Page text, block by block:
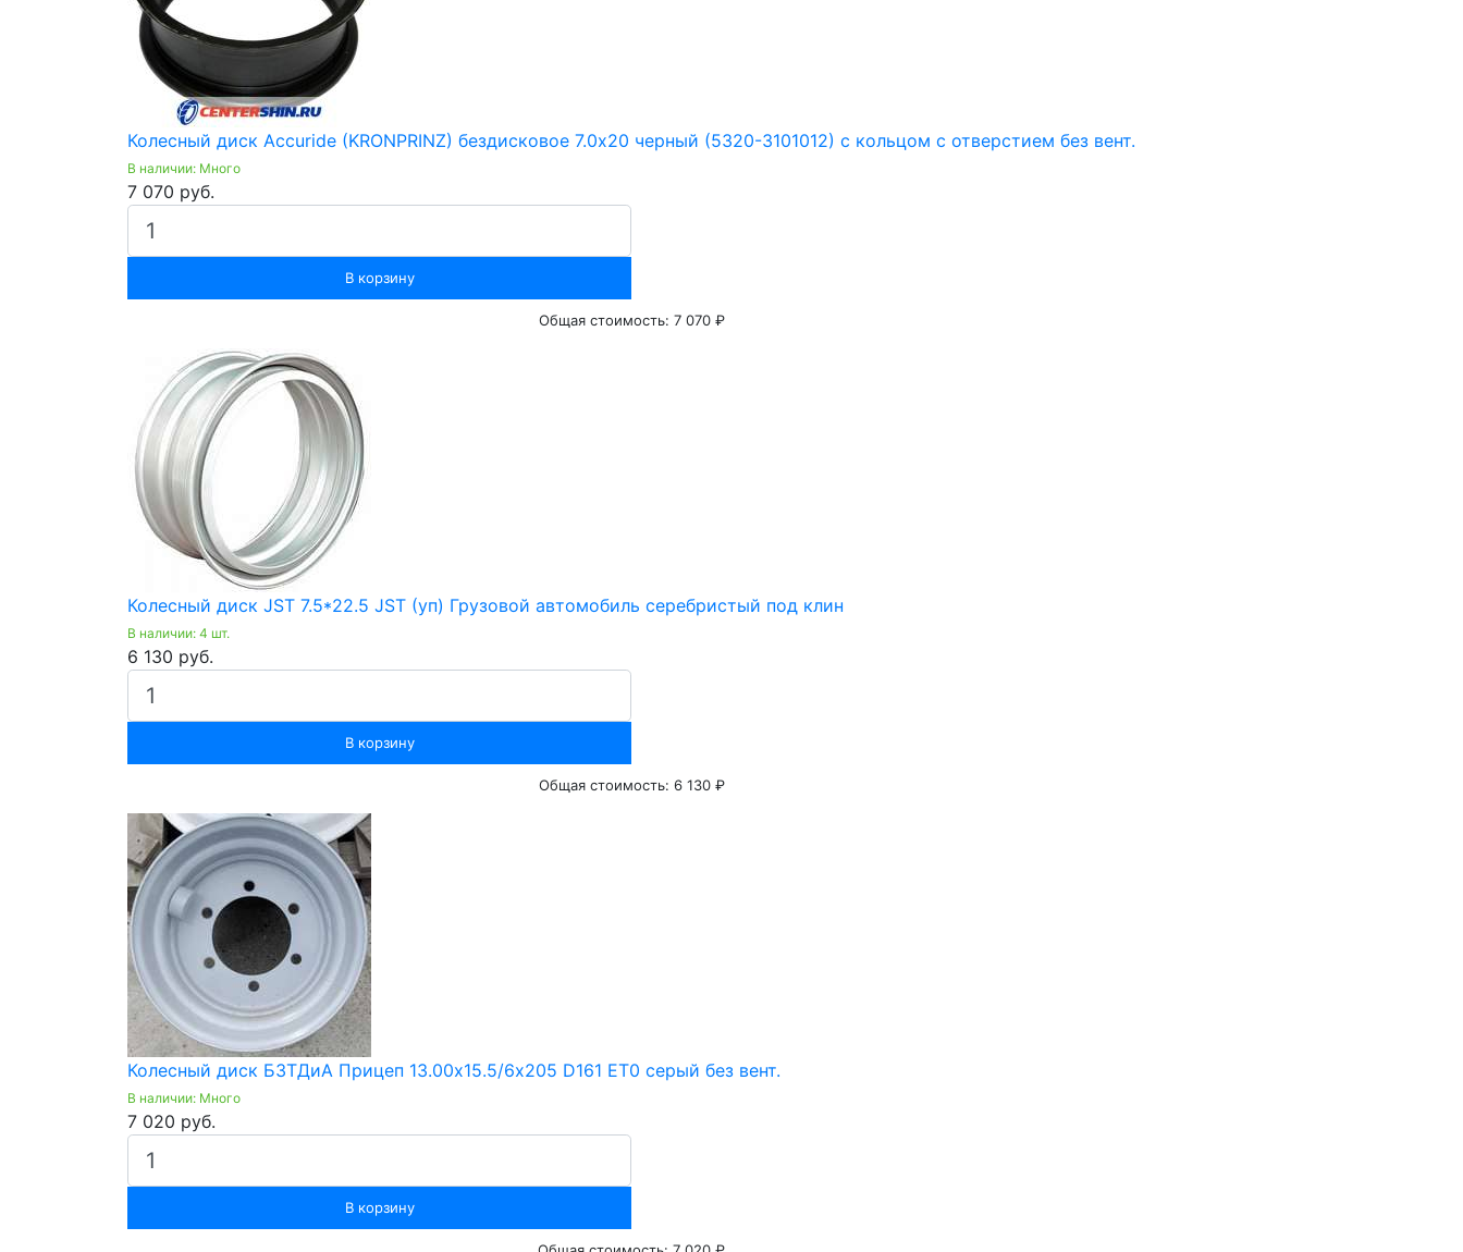
Колесный диск Accuride (KRONPRINZ) бездисковое 7.0х20 черный (5320-3101012) с кольцом с отверстием без вент.
В наличии: Много
7 070 руб.
В корзину
Общая стоимость: 7 070 ₽
Колесный диск JST 7.5*22.5 JST (уп) Грузовой автомобиль серебристый под клин
В наличии: 4 шт.
6 130 руб.
В корзину
Общая стоимость: 6 130 ₽
Колесный диск БЗТДиА Прицеп 13.00х15.5/6х205 D161 ET0 серый без вент.
В наличии: Много
7 020 руб.
В корзину